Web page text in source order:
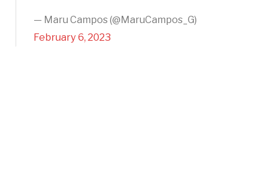
— Maru Campos (@MaruCampos_G)
February 6, 2023